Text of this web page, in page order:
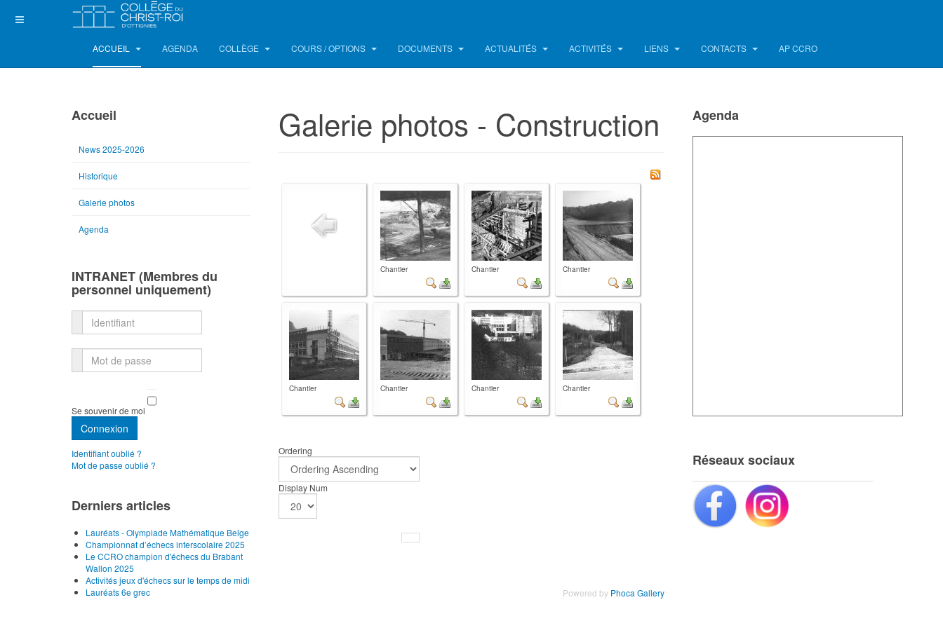
ACCUEIL AGENDA COLLÈGE COURS / OPTIONS DOCUMENTS ACTUALITÉS ACTIVITÉS LIENS CONTACTS AP CCRO
Galerie photos - Construction
Chantier Chantier Chantier
Chantier Chantier Chantier Chantier
Ordering
Display Num
Powered by Phoca Gallery
Accueil
News 2025-2026
Historique
Galerie photos
Agenda
INTRANET (Membres du
personnel uniquement)
Identifiant
Mot de passe
Se souvenir de moi
Connexion
Identifiant oublié ?
Mot de passe oublié ?
Derniers articles
Lauréats - Olympiade Mathématique Belge
Championnat d’échecs interscolaire 2025
Le CCRO champion d'échecs du Brabant
Wallon 2025
Activités jeux d'échecs sur le temps de midi
Lauréats 6e grec
Agenda
Réseaux sociaux